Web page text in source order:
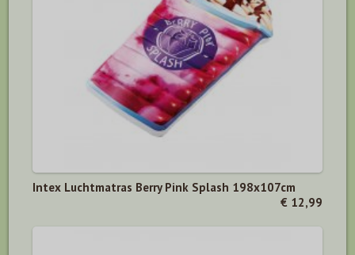
Intex Luchtmatras Berry Pink Splash 198x107cm
€ 12,99